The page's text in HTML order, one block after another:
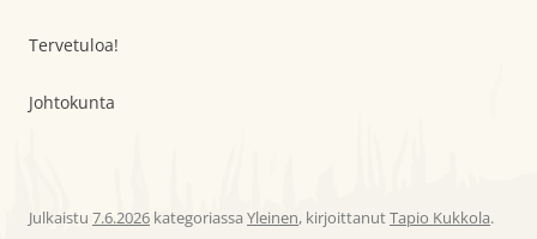
Tervetuloa!
Johtokunta
Julkaistu 7.6.2026 kategoriassa Yleinen, kirjoittanutTapio Kukkola.